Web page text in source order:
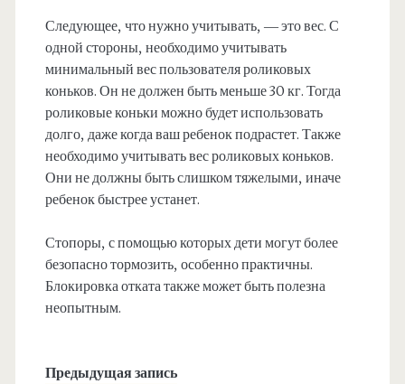
Следующее, что нужно учитывать, — это вес. С
одной стороны, необходимо учитывать
минимальный вес пользователя роликовых
коньков. Он не должен быть меньше 30 кг. Тогда
роликовые коньки можно будет использовать
долго, даже когда ваш ребенок подрастет. Также
необходимо учитывать вес роликовых коньков.
Они не должны быть слишком тяжелыми, иначе
ребенок быстрее устанет.
Стопоры, с помощью которых дети могут более
безопасно тормозить, особенно практичны.
Блокировка отката также может быть полезна
неопытным.
Предыдущая запись